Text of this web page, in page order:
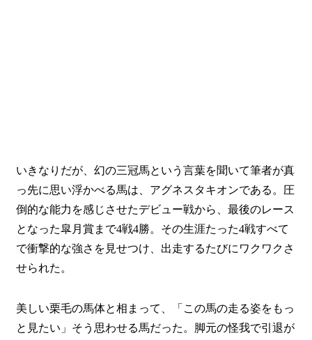
いきなりだが、 幻の三冠馬という言葉を聞いて筆者が真
っ先に思い浮かべる馬は、アグネスタキオンである。圧
倒的な能力を感じさせたデビュー戦から、最後のレース
となった皐月賞まで4戦4勝。その生涯たった4戦すべて
で衝撃的な強さを見せつけ、出走するたびにワクワクさ
せられた。
美しい栗毛の馬体と相まって、「この馬の走る姿をもっ
と見たい」そう思わせる馬だった。脚元の怪我で引退が